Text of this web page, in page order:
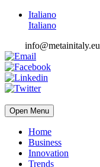
Italiano
Italiano
info@metainitaly.eu
Open Menu
Home
Business
Innovation
Trends